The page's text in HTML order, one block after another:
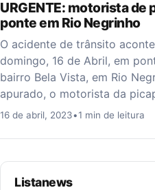
URGENTE: motorista de
ponte em Rio Negrinho
O acidente de trânsito
domingo, 16 de Abril, em
bairro Bela Vista, em Rio
apurado, o motorista da
16 de abril, 2023•1 min de leitura
Listanews